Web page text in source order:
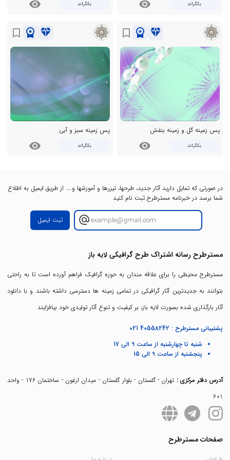
بکگراند visibility بکگراند visibility
diamond
workspace_premium
bookmark_border
پس زمینه گل و زمینه بنفش
بکگراند visibility
diamond
workspace_premium
bookmark_border
پس زمینه سبز و آبی
بکگراند visibility
در صورتی که تمایل دارید آثار جدید، طرحها، تیزرها و آموزشها و.... از طریق ایمیل به اطلاع
شما برسد در خبرنامه مسترطرح ثبت نام کنید
ثبت ایمیل
مسترطرح رسانه اشتراک طرح گرافیکی لایه باز
مسترطرح محیطی را برای علاقه مندان به حوزه گرافیک فراهم آورده است تا به راحتی
بتوانند به جدیدترین آثار گرافیکی در تمامی زمینه ها دسترسی داشته باشند و با دانلود
آثار بارگذاری شده بصورت لایه باز، بر کیفیت و تنوع آثار تولیدی خود بیافزایند
پشتیبانی مسترطرح : 021 40558242
شنبه تا چهارشنبه از ساعت 9 الی 17
پنجشنبه از ساعت 9 الی 15
آدرس دفتر مرکزی :
تهران - گلستان - بلوار گلستان - میدان ارغون - ساختمان 176 - واحد
601
صفحات مسترطرح